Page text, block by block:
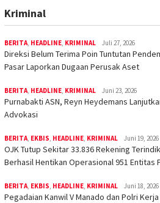
Kriminal
BERITA HEADLINE KRIMINAL Juli 27, 2026
Direksi Belum Terima Poin Tuntutan
Pasar Laporkan Dugaan Perusak Aset
BERITA HEADLINE KRIMINAL Juni 23, 2026
Purnabakti ASN, Reyn Heydemans
Advokasi
BERITA EKBIS HEADLINE KRIMINAL Juni 19, 2026
OJK Tutup Sekitar 33.836 Rekening
Berhasil Hentikan Operasional 951 Entitas
BERITA EKBIS HEADLINE KRIMINAL Juni 18, 2026
Pegadaian Kanwil V Manado dan Polri